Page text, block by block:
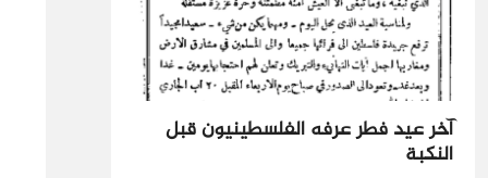
آخر عيد فطر عرفه الفلسطينيون قبل
النكبة